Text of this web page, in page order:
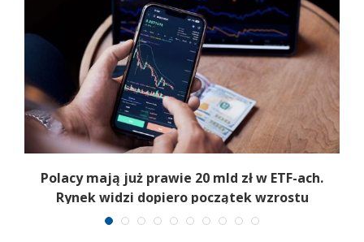
Polacy mają już prawie 20 mld zł w ETF-ach.
Rynek widzi dopiero początek wzrostu